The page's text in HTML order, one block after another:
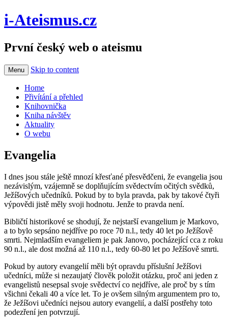
i-Ateismus.cz
První český web o ateismu
Menu Skip to content
Home
Přivítání a přehled
Knihovnička
Kniha návštěv
Aktuality
O webu
Evangelia
I dnes jsou stále ještě mnozí křesťané přesvědčeni, že evangelia jsou
nezávislým, vzájemně se doplňujícím svědectvím očitých svědků,
Ježíšových učedníků. Pokud by to byla pravda, pak by takové čtyři
výpovědi jistě měly svoji hodnotu. Jenže to pravda není.
Bibličtí historikové se shodují, že nejstarší evangelium je Markovo,
a to bylo sepsáno nejdříve po roce 70 n.l., tedy 40 let po Ježíšově
smrti. Nejmladším evangeliem je pak Janovo, pocházející cca z roku
90 n.l., ale dost možná až 110 n.l., tedy 60-80 let po Ježíšově smrti.
Pokud by autory evangelií měli být opravdu příslušní Ježíšovi
učedníci, může si nezaujatý člověk položit otázku, proč ani jeden z
evangelistů nesepsal svoje svědectví co nejdříve, ale proč by s tím
všichni čekali 40 a více let. To je ovšem silným argumentem pro to,
že Ježíšovi učedníci nejsou autory evangelií, a další postřehy toto
podezření jen potvrzují.